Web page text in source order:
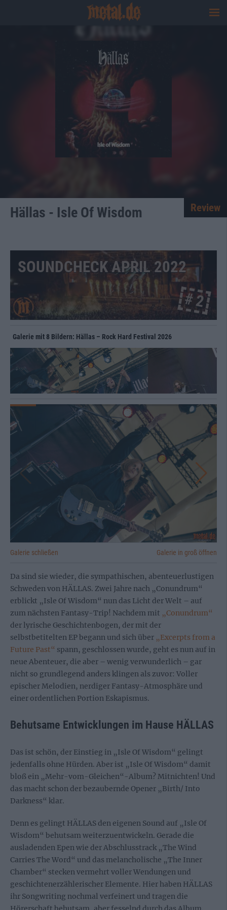
Hällas - Isle Of Wisdom Review
SOUNDCHECK APRIL 2022
# 2
Galerie mit 8 Bildern: Hällas – Rock Hard Festival 2026
Galerie schließen Galerie in groß öffnen
Da sind sie wieder, die sympathischen, abenteuerlustigen
Schweden von HÄLLAS. Zwei Jahre nach „Conundrum“
erblickt „Isle Of Wisdom“ nun das Licht der Welt – auf
zum nächsten Fantasy-Trip! Nachdem mit „Conundrum“
der lyrische Geschichtenbogen, der mit der
selbstbetitelten EP begann und sich über „Excerpts from a
Future Past“ spann, geschlossen wurde, geht es nun auf in
neue Abenteuer, die aber – wenig verwunderlich – gar
nicht so grundlegend anders klingen als zuvor: Voller
epischer Melodien, nerdiger Fantasy-Atmosphäre und
einer ordentlichen Portion Eskapismus.
Behutsame Entwicklungen im Hause HÄLLAS
Das ist schön, der Einstieg in „Isle Of Wisdom“ gelingt
jedenfalls ohne Hürden. Aber ist „Isle Of Wisdom“ damit
bloß ein „Mehr-vom-Gleichen“-Album? Mitnichten! Und
das macht schon der bezaubernde Opener „Birth/ Into
Darkness“ klar.
Denn es gelingt HÄLLAS den eigenen Sound auf „Isle Of
Wisdom“ behutsam weiterzuentwickeln. Gerade die
ausladenden Epen wie der Abschlusstrack „The Wind
Carries The Word“ und das melancholische „The Inner
Chamber“ stecken vermehrt voller Wendungen und
geschichtenerzählerischer Elemente. Hier haben HÄLLAS
ihr Songwriting nochmal verfeinert und tragen die